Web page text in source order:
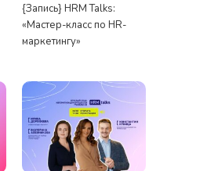
{Запись} HRM Talks:
«Мастер-класс по HR-
маркетингу»